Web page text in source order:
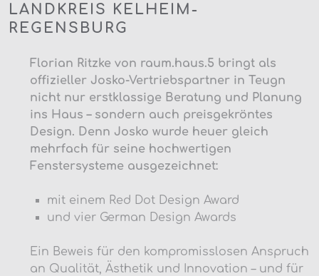
LANDKREIS KELHEIM-
REGENSBURG
Florian Ritzke von raum.haus.5 bringt als
offizieller Josko-Vertriebspartner in Teugn
nicht nur erstklassige Beratung und Planung
ins Haus – sondern auch preisgekröntes
Design. Denn Josko wurde heuer gleich
mehrfach für seine hochwertigen
Fenstersysteme ausgezeichnet:
mit einem Red Dot Design Award
und vier German Design Awards
Ein Beweis für den kompromisslosen Anspruch
an Qualität, Ästhetik und Innovation – und für